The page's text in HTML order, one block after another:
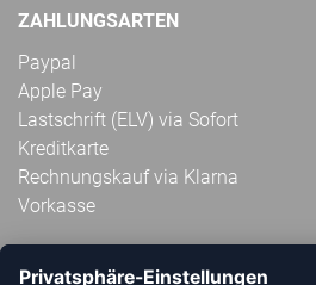
ZAHLUNGSARTEN
Paypal
Apple Pay
Lastschrift (ELV) via Sofort
Kreditkarte
Rechnungskauf via Klarna
Vorkasse